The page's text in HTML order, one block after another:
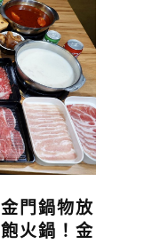
門鍋物放
火鍋！金